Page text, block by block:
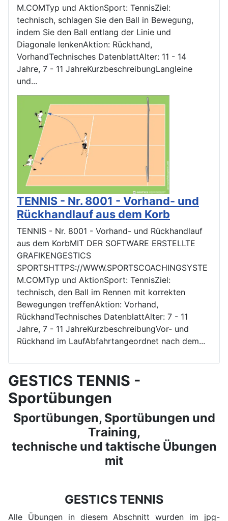
M.COMTyp und AktionSport: TennisZiel:
technisch, schlagen Sie den Ball in Bewegung,
indem Sie den Ball entlang der Linie und
Diagonale lenkenAktion: Rückhand,
VorhandTechnisches DatenblattAlter: 11 - 14
Jahre, 7 - 11 JahreKurzbeschreibungLangleine
und...
TENNIS - Nr. 8001 - Vorhand- und
Rückhandlauf aus dem Korb
TENNIS - Nr. 8001 - Vorhand- und Rückhandlauf
aus dem KorbMIT DER SOFTWARE ERSTELLTE
GRAFIKENGESTICS
SPORTSHTTPS://WWW.SPORTSCOACHINGSYSTE
M.COMTyp und AktionSport: TennisZiel:
technisch, den Ball im Rennen mit korrekten
Bewegungen treffenAktion: Vorhand,
RückhandTechnisches DatenblattAlter: 7 - 11
Jahre, 7 - 11 JahreKurzbeschreibungVor- und
Rückhand im LaufAbfahrtangeordnet nach dem...
GESTICS TENNIS -
Sportübungen
Sportübungen, Sportübungen und
Training,
technische und taktische Übungen
mit
GESTICS TENNIS
Alle Übungen in diesem Abschnitt wurden im jpg-